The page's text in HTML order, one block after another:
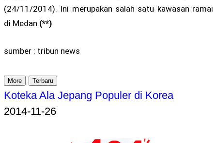
(24/11/2014). Ini merupakan salah satu kawasan ramai
di Medan.(**)
sumber : tribun news
More Terbaru
Koteka Ala Jepang Populer di Korea
2014-11-26